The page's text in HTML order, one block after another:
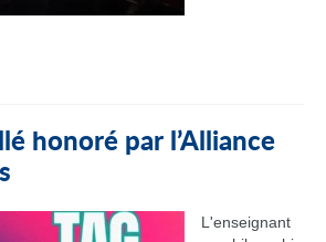
honoré par l’Alliance
L'enseignant